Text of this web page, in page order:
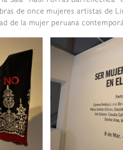
de once mujeres artistas de
de la mujer peruana